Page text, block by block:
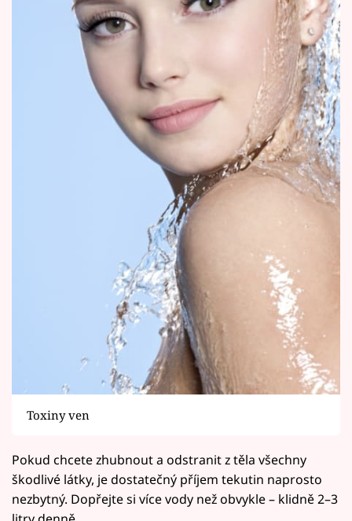
Toxiny ven
Pokud chcete zhubnout a odstranit z těla všechny
škodlivé látky, je dostatečný příjem tekutin naprosto
nezbytný. Dopřejte si více vody než obvykle – klidně 2–3